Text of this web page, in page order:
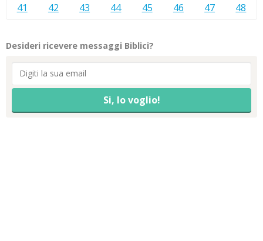
41
42 43 44 45 46 47 48
Desideri ricevere messaggi Biblici?